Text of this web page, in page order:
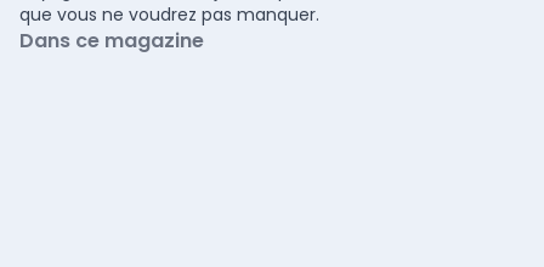
que vous ne voudrez pas manquer.
Dans ce magazine